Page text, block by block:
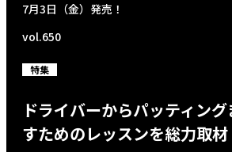
7月3日（金）発売！
vol.650
特集
ドライバーからパッティン
すためのレッスンを総力取材